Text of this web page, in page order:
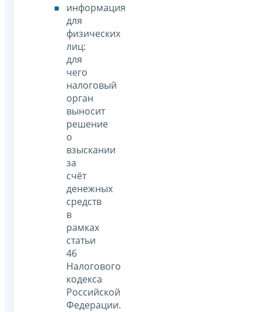
информация
для
физических
лиц:
для
чего
налоговый
орган
выносит
решение
о
взыскании
за
счёт
денежных
средств
в
рамках
статьи
46
Налогового
кодекса
Российской
Федерации.